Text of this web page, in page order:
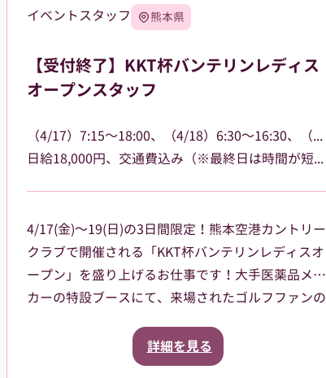
イベントスタッフ 熊本県
【受付終了】KKT杯バンテリンレディス
オープンスタッフ
（4/17）7:15～18:00、（4/18）6:30～16:30、（4/19）6:30～15:00
日給18,000円、交通費込み（※最終日は時間が短いため16,000円）
4/17(金)～19(日)の3日間限定！熊本空港カントリー
クラブで開催される「KKT杯バンテリンレディスオ
ープン」を盛り上げるお仕事です！大手医薬品メー
カーの特設ブースにて、来場されたゴルフファンの
大会グッズ）の販売、ドリンクのサンプリング（配
布）をお任せします。プロの熱気を感じながら、笑
詳細を見る